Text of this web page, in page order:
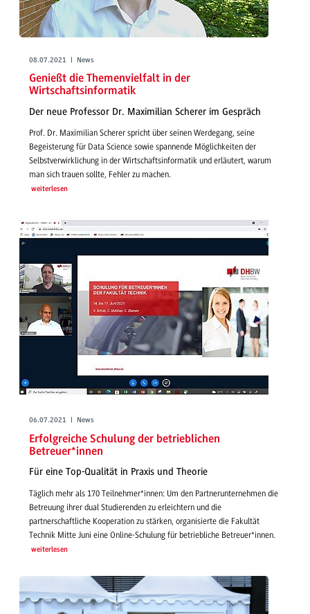
08.07.2021 | News
Genießt die Themenvielfalt in der
Wirtschaftsinformatik
Der neue Professor Dr. Maximilian Scherer im Gespräch
Prof. Dr. Maximilian Scherer spricht über seinen Werdegang, seine
Begeisterung für Data Science sowie spannende Möglichkeiten der
Selbstverwirklichung in der Wirtschaftsinformatik und erläutert, warum
man sich trauen sollte, Fehler zu machen.
weiterlesen
06.07.2021 | News
Erfolgreiche Schulung der betrieblichen
Betreuer*innen
Für eine Top-Qualität in Praxis und Theorie
Täglich mehr als 170 Teilnehmer*innen: Um den Partnerunternehmen die
Betreuung ihrer dual Studierenden zu erleichtern und die
partnerschaftliche Kooperation zu stärken, organisierte die Fakultät
Technik Mitte Juni eine Online-Schulung für betriebliche Betreuer*innen.
weiterlesen